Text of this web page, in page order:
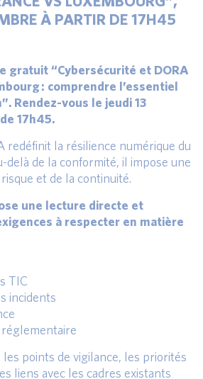
À PARTIR DE 17H45
gratuit “Cybersécurité et DORA
: comprendre l’essentiel
Rendez-vous le jeudi 13
17h45.
redéfinit la résilience numérique du
delà de la conformité, il impose une
et de la continuité.
une lecture directe et
à respecter en matière
TIC
incidents
points de vigilance, les priorités
liens avec les cadres existants